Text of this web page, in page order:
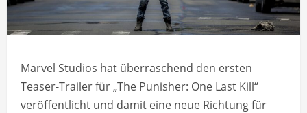
Marvel Studios hat überraschend den ersten
Teaser-Trailer für „The Punisher: One Last Kill“
veröffentlicht und damit eine neue Richtung für